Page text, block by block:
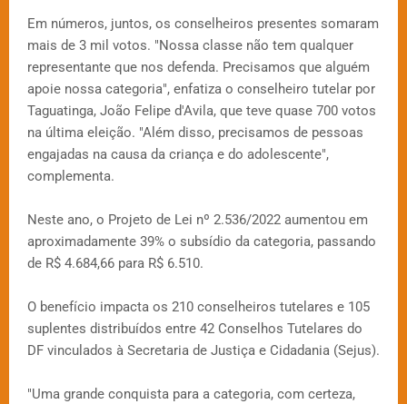
Em números, juntos, os conselheiros presentes somaram
mais de 3 mil votos. "Nossa classe não tem qualquer
representante que nos defenda. Precisamos que alguém
apoie nossa categoria", enfatiza o conselheiro tutelar por
Taguatinga, João Felipe d'Avila, que teve quase 700 votos
na última eleição. "Além disso, precisamos de pessoas
engajadas na causa da criança e do adolescente",
complementa.
Neste ano, o Projeto de Lei nº 2.536/2022 aumentou em
aproximadamente 39% o subsídio da categoria, passando
de R$ 4.684,66 para R$ 6.510.
O benefício impacta os 210 conselheiros tutelares e 105
suplentes distribuídos entre 42 Conselhos Tutelares do
DF vinculados à Secretaria de Justiça e Cidadania (Sejus).
"Uma grande conquista para a categoria, com certeza,